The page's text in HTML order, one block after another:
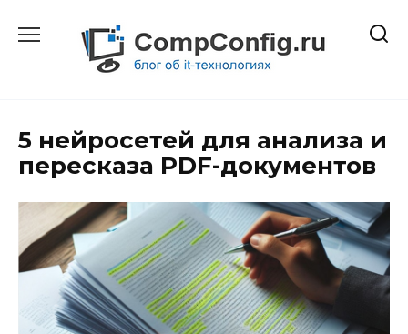
содержанию
5 нейросетей для анализа и
пересказа PDF-документов